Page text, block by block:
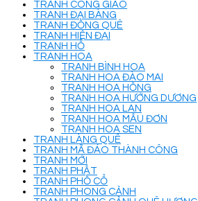
TRANH CÔNG GIÁO
TRANH ĐẠI BÀNG
TRANH ĐỒNG QUÊ
TRANH HIỆN ĐẠI
TRANH HỔ
TRANH HOA
TRANH BÌNH HOA
TRANH HOA ĐÀO MAI
TRANH HOA HỒNG
TRANH HOA HƯỚNG DƯƠNG
TRANH HOA LAN
TRANH HOA MẪU ĐƠN
TRANH HOA SEN
TRANH LÀNG QUÊ
TRANH MÃ ĐÁO THÀNH CÔNG
TRANH MỚI
TRANH PHẬT
TRANH PHỐ CỔ
TRANH PHONG CẢNH